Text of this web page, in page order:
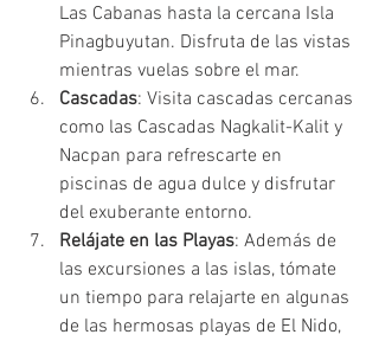
Las Cabanas hasta la cercana Isla
Pinagbuyutan. Disfruta de las vistas
mientras vuelas sobre el mar.
Cascadas: Visita cascadas cercanas
como las Cascadas Nagkalit-Kalit y
Nacpan para refrescarte en
piscinas de agua dulce y disfrutar
del exuberante entorno.
Relájate en las Playas: Además de
las excursiones a las islas, tómate
un tiempo para relajarte en algunas
de las hermosas playas de El Nido,